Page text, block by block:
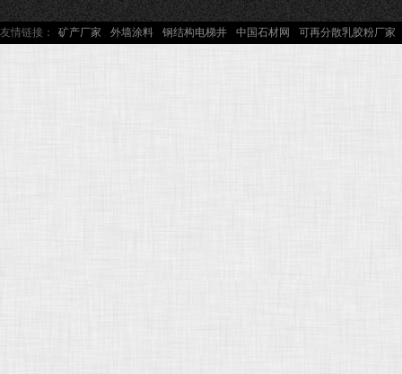
友情链接： 矿产厂家 外墙涂料 钢结构电梯井 中国石材网 可再分散乳胶粉厂家